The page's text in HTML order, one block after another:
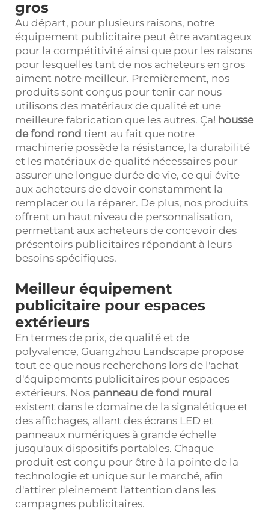
gros
Au départ, pour plusieurs raisons, notre
équipement publicitaire peut être avantageux
pour la compétitivité ainsi que pour les raisons
pour lesquelles tant de nos acheteurs en gros
aiment notre meilleur. Premièrement, nos
produits sont conçus pour tenir car nous
utilisons des matériaux de qualité et une
meilleure fabrication que les autres. Ça! housse
de fond rond tient au fait que notre
machinerie possède la résistance, la durabilité
et les matériaux de qualité nécessaires pour
assurer une longue durée de vie, ce qui évite
aux acheteurs de devoir constamment la
remplacer ou la réparer. De plus, nos produits
offrent un haut niveau de personnalisation,
permettant aux acheteurs de concevoir des
présentoirs publicitaires répondant à leurs
besoins spécifiques.
Meilleur équipement
publicitaire pour espaces
extérieurs
En termes de prix, de qualité et de
polyvalence, Guangzhou Landscape propose
tout ce que nous recherchons lors de l'achat
d'équipements publicitaires pour espaces
extérieurs. Nos panneau de fond mural
existent dans le domaine de la signalétique et
des affichages, allant des écrans LED et
panneaux numériques à grande échelle
jusqu'aux dispositifs portables. Chaque
produit est conçu pour être à la pointe de la
technologie et unique sur le marché, afin
d'attirer pleinement l'attention dans les
campagnes publicitaires.